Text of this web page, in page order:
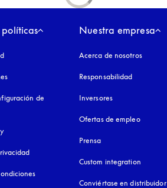
apertura en una pestaña nueva
apertura en una pestaña nueva
de
apertura en una pestaña nueva
Nuestra empresa
Acerca de nosotros
Responsabilidad
Inversores
Ofertas de empleo
Prensa
Custom integration
Conviértase en distribuidor